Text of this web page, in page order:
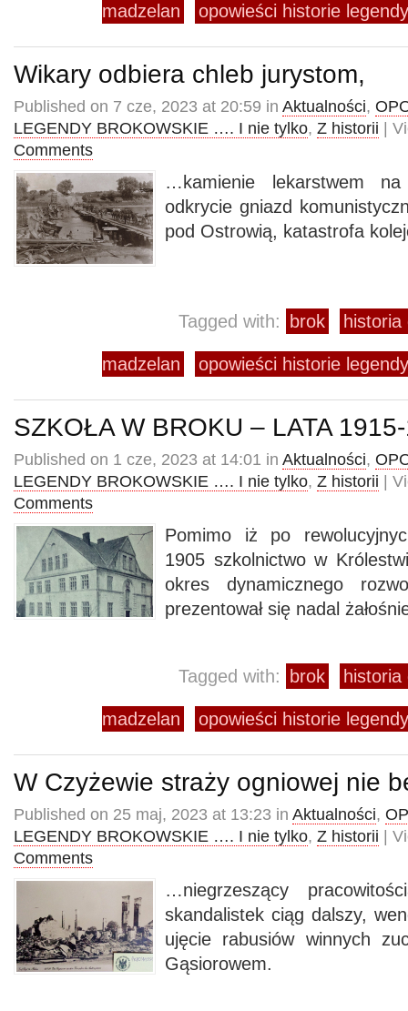
madzelan opowieści historie
Wikary odbiera chleb jurystom,
Published on 7 cze, 2023 at 20:59 in Aktualności,
LEGENDY BROKOWSKIE …. I nie tylko, Z historii |
Comments
…kamienie lekarstwem na
odkrycie gniazd
pod Ostrowią, katastrofa
Tagged with: brok
madzelan opowieści historie
SZKOŁA W BROKU – LATA
Published on 1 cze, 2023 at 14:01 in Aktualności,
LEGENDY BROKOWSKIE …. I nie tylko, Z historii |
Comments
Pomimo iż po
1905 szkolnictwo w
okres dynamicznego
prezentował się nadal
Tagged with: brok
madzelan opowieści historie
W Czyżewie straży ogniowej nie
Published on 25 maj, 2023 at 13:23 in Aktualności,
LEGENDY BROKOWSKIE …. I nie tylko, Z historii |
Comments
…niegrzeszący
skandalistek ciąg dalszy,
ujęcie rabusiów winnych
Gąsiorowem.